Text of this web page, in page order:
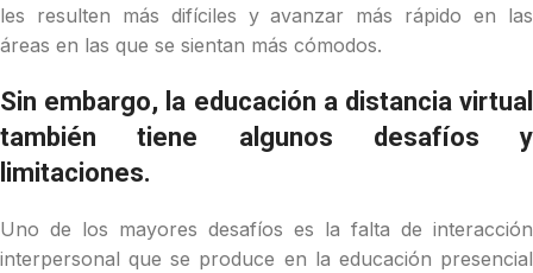
les resulten más difíciles y avanzar más rápido en las
áreas en las que se sientan más cómodos.
Sin embargo, la educación a distancia virtual
también tiene algunos desafíos y
limitaciones.
Uno de los mayores desafíos es la falta de interacción
interpersonal que se produce en la educación presencial